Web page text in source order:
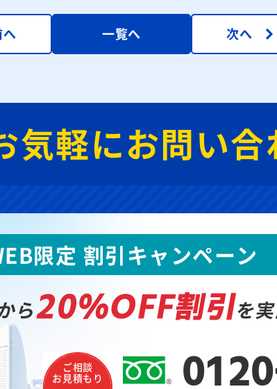
一覧へ 次へ
気軽にお問い
限定 割引キャンペーン
ら20%OFF割引を
ご相談
お見積もり